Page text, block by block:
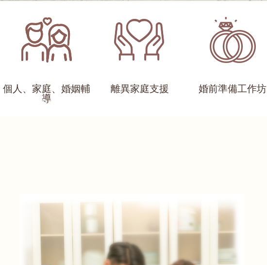
個人、家庭、婚姻輔
導
離異家庭支援 婚前準備工作坊